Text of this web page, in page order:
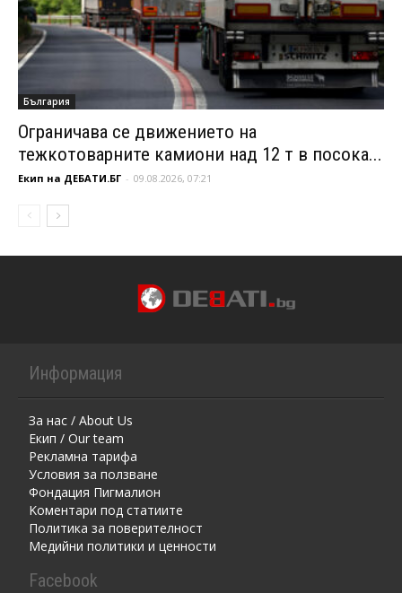
България
Ограничава се движението на
тежкотоварните камиони над 12 т в посока...
Екип на ДЕБАТИ.БГ - 09.08.2026, 07:21
Информация
За нас / About Us
Екип / Our team
Рекламна тарифа
Условия за ползване
Фондация Пигмалион
Kоментaри под статиите
Политика за поверителност
Медийни политики и ценности
Facebook